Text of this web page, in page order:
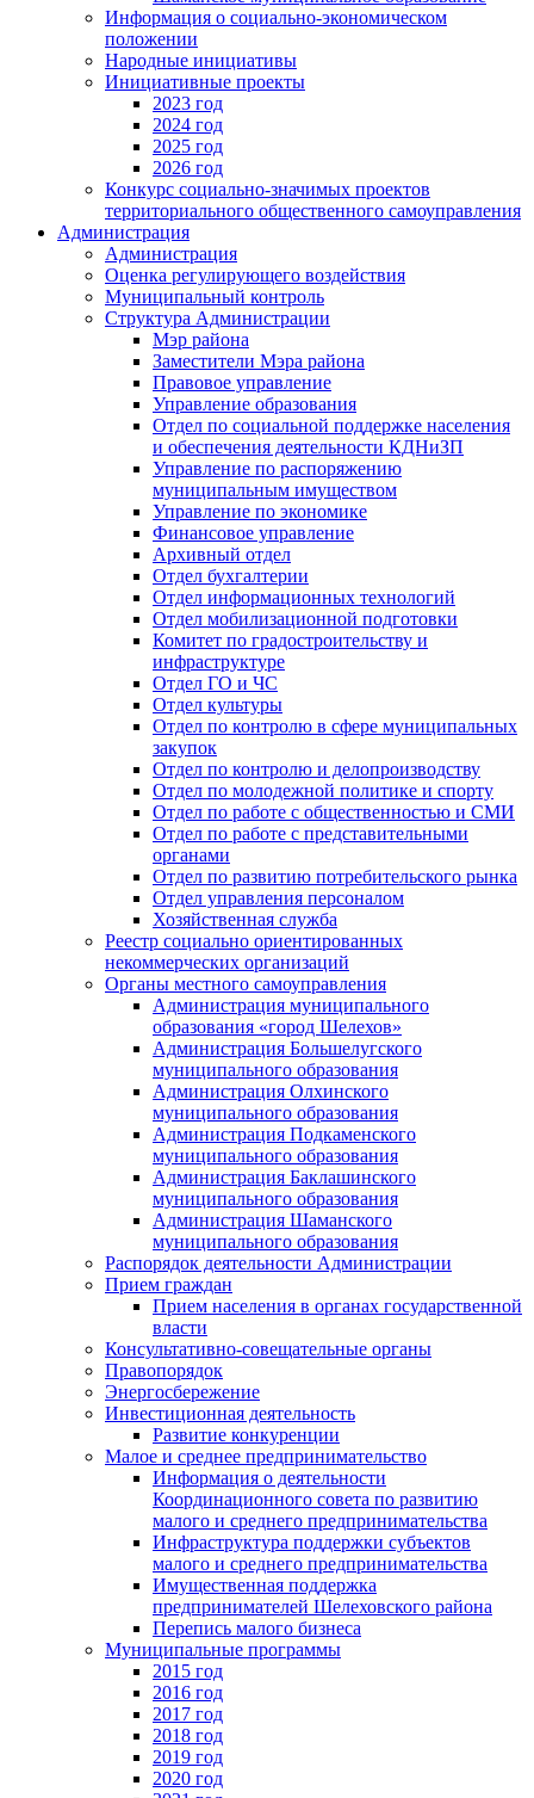
Информация о социально-экономическом
положении
Народные инициативы
Инициативные проекты
2023 год
2024 год
2025 год
2026 год
Конкурс социально-значимых проектов
территориального общественного самоуправления
Администрация
Администрация
Оценка регулирующего воздействия
Муниципальный контроль
Структура Администрации
Мэр района
Заместители Мэра района
Правовое управление
Управление образования
Отдел по социальной поддержке населения
и обеспечения деятельности КДНиЗП
Управление по распоряжению
муниципальным имуществом
Управление по экономике
Финансовое управление
Архивный отдел
Отдел бухгалтерии
Отдел информационных технологий
Отдел мобилизационной подготовки
Комитет по градостроительству и
инфраструктуре
Отдел ГО и ЧС
Отдел культуры
Отдел по контролю в сфере муниципальных
закупок
Отдел по контролю и делопроизводству
Отдел по молодежной политике и спорту
Отдел по работе с общественностью и СМИ
Отдел по работе с представительными
органами
Отдел по развитию потребительского рынка
Отдел управления персоналом
Хозяйственная служба
Реестр социально ориентированных
некоммерческих организаций
Органы местного самоуправления
Администрация муниципального
образования «город Шелехов»
Администрация Большелугского
муниципального образования
Администрация Олхинского
муниципального образования
Администрация Подкаменского
муниципального образования
Администрация Баклашинского
муниципального образования
Администрация Шаманского
муниципального образования
Распорядок деятельности Администрации
Прием граждан
Прием населения в органах государственной
власти
Консультативно-совещательные органы
Правопорядок
Энергосбережение
Инвестиционная деятельность
Развитие конкуренции
Малое и среднее предпринимательство
Информация о деятельности
Координационного совета по развитию
малого и среднего предпринимательства
Инфраструктура поддержки субъектов
малого и среднего предпринимательства
Имущественная поддержка
предпринимателей Шелеховского района
Перепись малого бизнеса
Муниципальные программы
2015 год
2016 год
2017 год
2018 год
2019 год
2020 год